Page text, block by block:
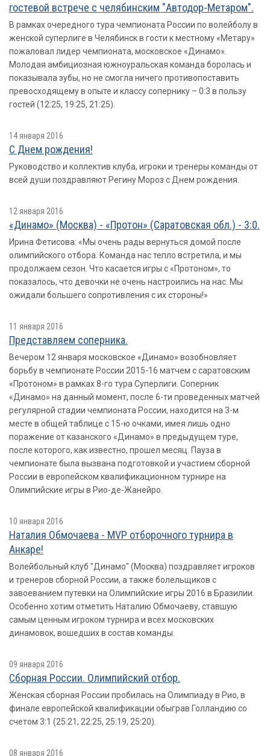
гостевой встрече с челябинским "Автодор-Метаром".
В рамках очередного тура чемпионата России по волейболу в
женской суперлиге в Челябинск в гости к местному «Метару»
пожаловал лидер чемпионата, московское «Динамо».
Молодая амбициозная южноуральская команда боролась и
показывала зубы, но не смогла ничего противопоставить
превосходящему в опыте и классу сопернику – 0:3 в пользу
гостей (12:25, 19:25, 21:25).
14 января 2016
С Днем рождения!
Руководство и коллектив клуба, игроки и тренеры команды от
всей души поздравляют Регину Мороз с Днем рождения.
12 января 2016
«Динамо» (Москва) - «Протон» (Саратовская обл.) - 3:0.
Ирина Фетисова: «Мы очень рады вернуться домой после
олимпийского отбора. Команда нас тепло встретила, и мы
продолжаем сезон. Что касается игры с «Протоном», то
показалось, что девочки не очень настроились на нас. Мы
ожидали большего сопротивления с их стороны!»
11 января 2016
Представляем соперника.
Вечером 12 января московское «Динамо» возобновляет
борьбу в чемпионате России 2015-16 матчем с саратовским
«Протоном» в рамках 8-го тура Суперлиги. Соперник
«Динамо» на данный момент, после 6-ти проведенных матчей
регулярной стадии чемпионата России, находится на 3-м
месте в общей таблице с 15-ю очками, имея лишь одно
поражение от казанского «Динамо» в предыдущем туре,
после которого, как известно, прошел месяц. Пауза в
чемпионате была вызвана подготовкой и участием сборной
России в европейском квалификационном турнире на
Олимпийские игры в Рио-де-Жанейро.
10 января 2016
Наталия Обмочаева - MVP отборочного турнира в
Анкаре!
Волейбольный клуб "Динамо" (Москва) поздравляет игроков
и тренеров сборной России, а также болельщиков с
завоеванием путевки на Олимпийские игры 2016 в Бразилии.
Особенно хотим отметить Наталию Обмочаеву, ставшую
самым ценным игроком турнира и всех московских
динамовок, вошедших в состав команды.
09 января 2016
Сборная России. Олимпийский отбор.
Женская сборная России пробилась на Олимпиаду в Рио, в
финале европейской квалификации обыграв Голландию со
счетом 3:1 (25:21, 22:25, 25:19, 25:20).
08 января 2016